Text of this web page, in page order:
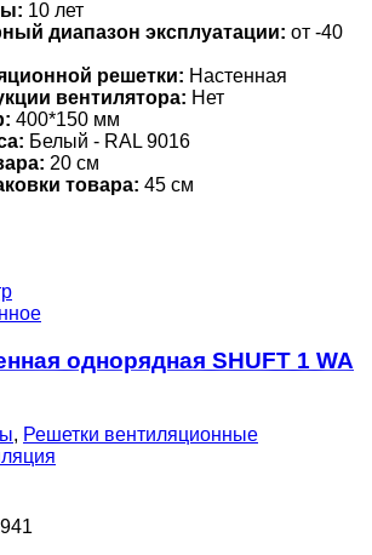
10 лет
диапазон эксплуатации: от -40
решетки: Настенная
вентилятора: Нет
400*150 мм
Белый - RAL 9016
20 см
товара: 45 см
однорядная SHUFT 1 WA
, Решетки вентиляционные